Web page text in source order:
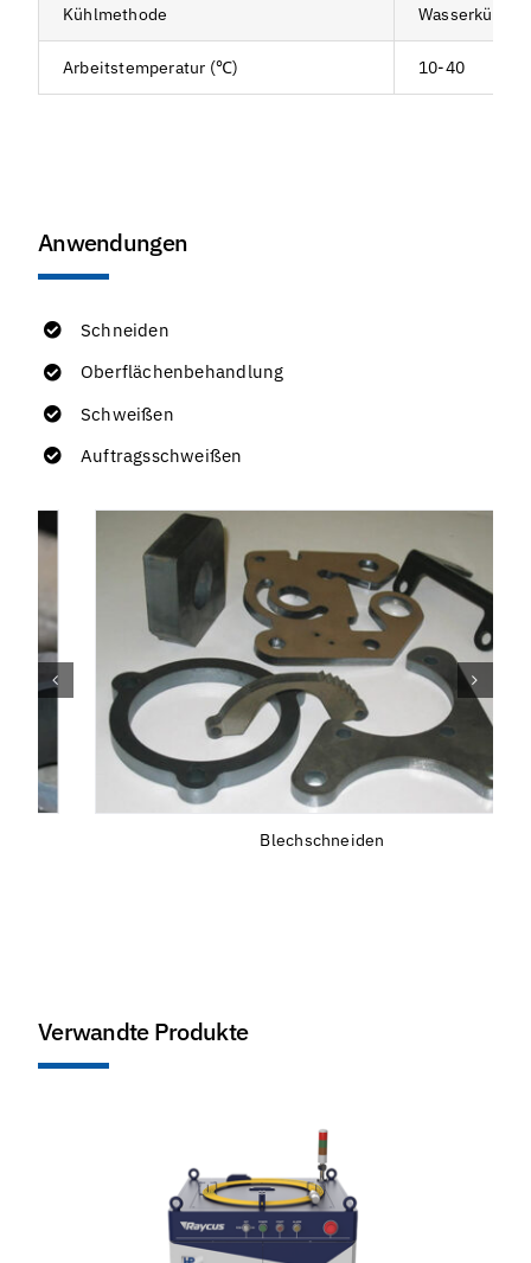
Kühlmethode
Arbeitstemperatur (℃) 10-40
Anwendungen
Schneiden
Oberflächenbehandlung
Schweißen
Auftragsschweißen
Blechschneiden
Verwandte Produkte